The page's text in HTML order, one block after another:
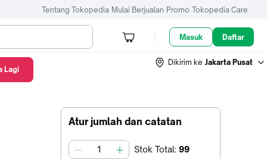
Tentang Tokopedia Mulai Berjualan Promo Tokopedia Care
Masuk Daftar
Dikirim ke Jakarta Pusat
Atur jumlah dan catatan
jumlah Stok Total: 99
Lagi